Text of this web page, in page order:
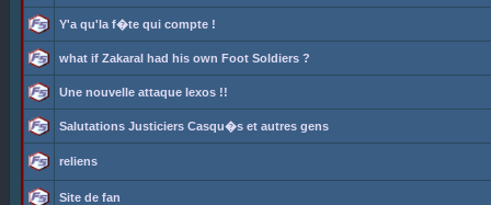
Y'a qu'la f�te qui compte !
what if Zakaral had his own Foot Soldiers ?
Une nouvelle attaque lexos !!
Salutations Justiciers Casqu�s et autres gens
reliens
Site de fan